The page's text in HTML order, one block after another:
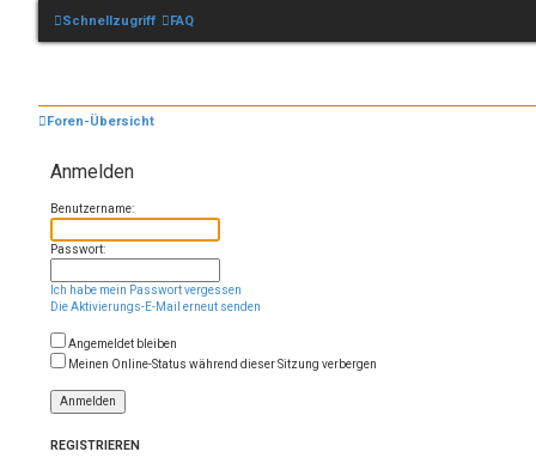
Schnellzugriff FAQ
Foren-Übersicht
Anmelden
Benutzername:
Passwort:
Ich habe mein Passwort vergessen
Die Aktivierungs-E-Mail erneut senden
Angemeldet bleiben
Meinen Online-Status während dieser Sitzung verbergen
REGISTRIEREN